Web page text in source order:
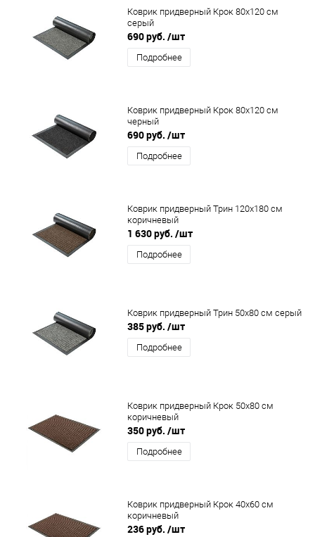
Коврик придверный Крок 80x120 см
серый
690 руб. /шт
Подробнее
Коврик придверный Крок 80x120 см
черный
690 руб. /шт
Подробнее
Коврик придверный Трин 120x180 см
коричневый
1 630 руб. /шт
Подробнее
Коврик придверный Трин 50x80 см серый
385 руб. /шт
Подробнее
Коврик придверный Крок 50x80 см
коричневый
350 руб. /шт
Подробнее
Коврик придверный Крок 40x60 см
коричневый
236 руб. /шт